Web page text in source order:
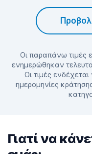
Οι παραπάνω τιμές
ενημερώθηκαν
Οι τιμές
ημερομηνίες
Γιατί να